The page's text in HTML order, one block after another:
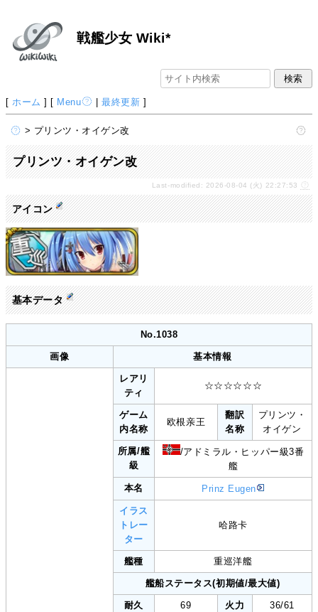
戦艦少女 Wiki*
[ ホーム ] [ Menu |最終更新 ]
> プリンツ・オイゲン改
プリンツ・オイゲン改
Last-modified: 2026-08-04 (火) 22:27:53
アイコン
基本データ
No.1038
画像 基本情報
レアリ
ティ
☆☆☆☆☆☆
ゲーム
内名称
欧根亲王
翻訳
名称
プリンツ・
オイゲン
所属/艦
級
/アドミラル・ヒッパー級3番
艦
本名 Prinz Eugen
イラス
トレー
ター
哈路卡
艦種 重巡洋艦
艦船ステータス(初期値/最大値)
耐久 69 火力 36/61